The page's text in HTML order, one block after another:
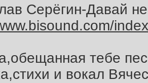
Серёгин-Давай
тебе
и вокал